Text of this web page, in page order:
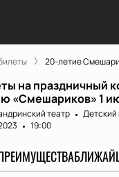
20-летие
на праздничный
«Смешариков» 1
театр Детский
19:00